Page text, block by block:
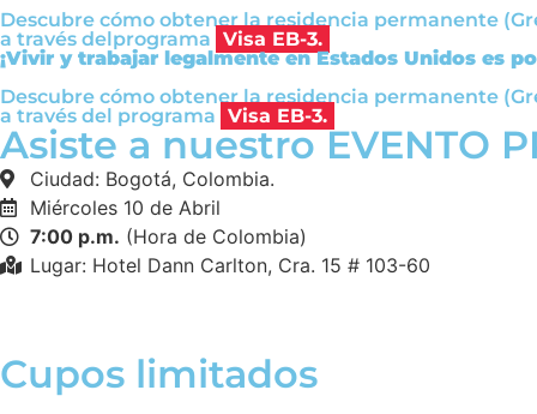
Descubre cómo obtener la residencia permanente
a través delprograma Visa EB-3.
¡Vivir y trabajar legalmente en Estados Unidos es
Descubre cómo obtener la residencia permanente
a través del programa Visa EB-3.
Asiste a nuestro EVENTO
Ciudad: Bogotá, Colombia.
Miércoles 10 de Abril
7:00 p.m. (Hora de Colombia)
Lugar: Hotel Dann Carlton, Cra. 15 # 103-60
Cupos limitados